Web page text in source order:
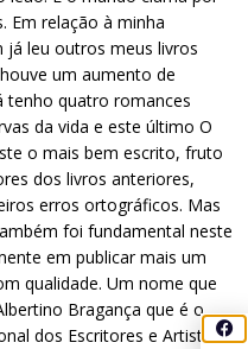
Em relação à minha
leu outros meus livros
um aumento de
tenho quatro romances
da vida e este último O
o mais bem escrito, fruto
dos livros anteriores,
erros ortográficos. Mas
foi fundamental neste
em publicar mais um
qualidade. Um nome que
Bragança que é o
dos Escritores e Artistas